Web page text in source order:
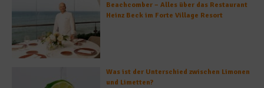
Beachcomber – Alles über das Restaurant
Heinz Beck im Forte Village Resort
Was ist der Unterschied zwischen Limonen
und Limetten?